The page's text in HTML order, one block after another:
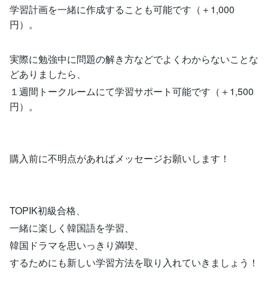
学習計画を一緒に作成することも可能です（＋1,000
円）。
実際に勉強中に問題の解き方などでよくわからないことな
どありましたら、
１週間トークルームにて学習サポート可能です（＋1,500
円）。
購入前に不明点があればメッセージお願いします！
TOPIK初級合格、
一緒に楽しく韓国語を学習、
韓国ドラマを思いっきり満喫、
するためにも新しい学習方法を取り入れていきましょう！